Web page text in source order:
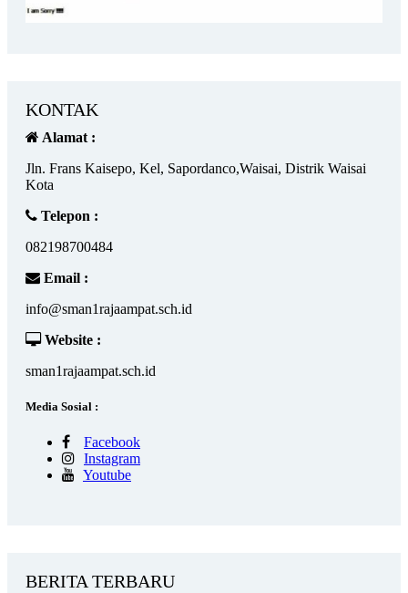
KONTAK
Alamat :
Jln. Frans Kaisepo, Kel, Sapordanco,Waisai, Distrik Waisai
Kota
Telepon :
082198700484
Email :
info@sman1rajaampat.sch.id
Website :
sman1rajaampat.sch.id
Media Sosial :
Facebook
Instagram
Youtube
BERITA TERBARU